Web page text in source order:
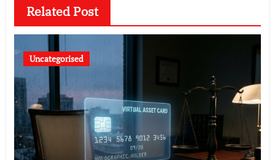
Related Post
Uncategorised